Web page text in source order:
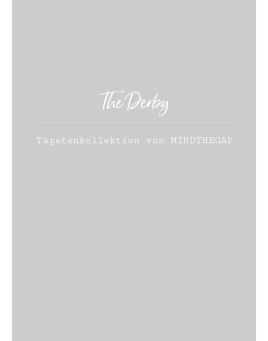
The Derby
Tapetenkollektion von MINDTHEGAP